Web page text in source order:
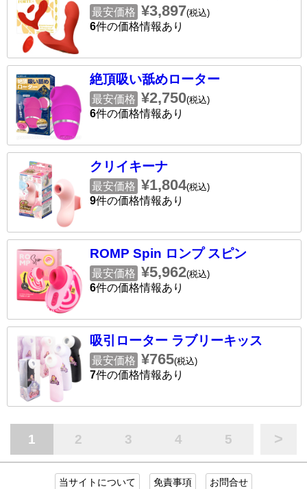
最安価格 ¥3,897(税込)
6件の価格情報あり
絶頂吸い舐めローター
最安価格 ¥2,750(税込)
6件の価格情報あり
クリイキーナ
最安価格 ¥1,804(税込)
9件の価格情報あり
ROMP Spin ロンプ スピン
最安価格 ¥5,962(税込)
6件の価格情報あり
吸引ローター ラブリーキッス
最安価格 ¥765(税込)
7件の価格情報あり
1 2 3 4 5 >
当サイトについて 免責事項 お問合せ